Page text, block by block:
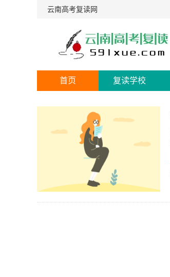
云南高考复读网
首页 复读学校